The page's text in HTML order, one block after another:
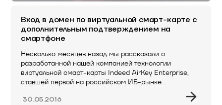
Вход в домен по виртуальной смарт-карте с
дополнительным подтверждением на
смартфоне
Несколько месяцев назад мы рассказали о
разработанной нашей компанией технологии
виртуальной смарт-карты Indeed AirKey Enterprise,
ставшей первой на российском ИБ-рынке…
30.05.2016